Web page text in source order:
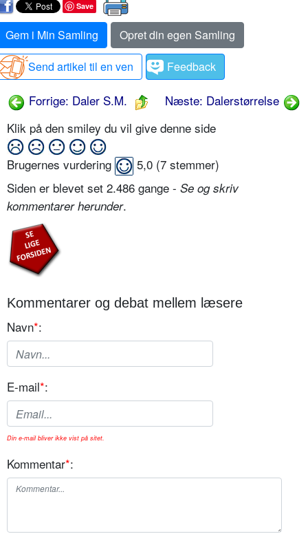
Save
Gem i Min Samling
Opret din egen Samling
Send artikel til en ven
Feedback
Forrige: Daler S.M.
Næste: Dalerstørrelse
Klik på den smiley du vil give denne side
Brugernes vurdering 5,0 (7 stemmer)
Siden er blevet set 2.486 gange - Se og skriv
kommentarer herunder.
Kommentarer og debat mellem læsere
Navn*:
E-mail*:
Din e-mail bliver ikke vist på sitet.
Kommentar*: